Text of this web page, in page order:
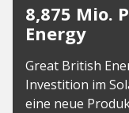
8,875 Mio.
Energy
Great British
Investition im
eine neue